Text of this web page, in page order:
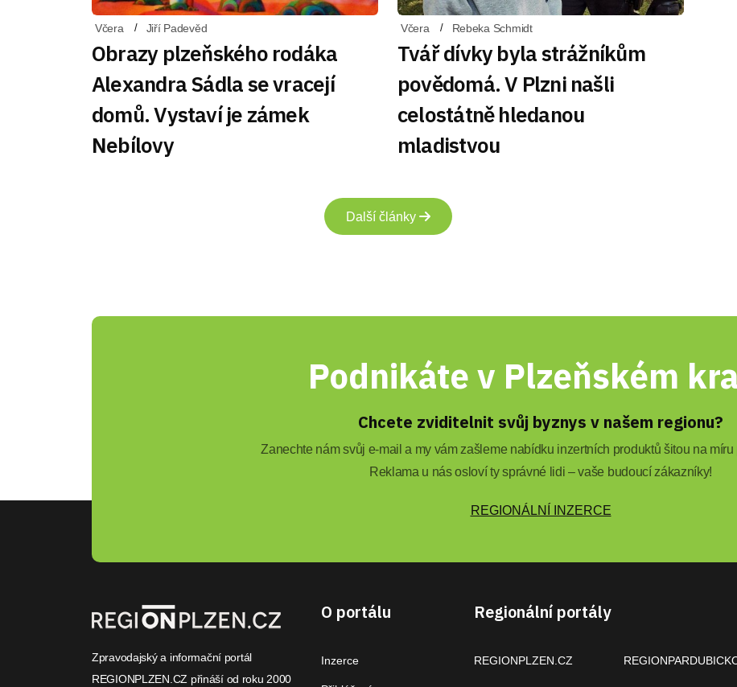
Včera Jiří Padevěd
Obrazy plzeňského rodáka
Alexandra Sádla se vracejí
domů. Vystaví je zámek
Nebílovy
Včera Rebeka Schmidt
Tvář dívky byla strážníkům
povědomá. V Plzni našli
celostátně hledanou
mladistvou
Další články
Podnikáte v Plzeňském
Chcete zviditelnit svůj byznys v našem regionu?
Zanechte nám svůj e-mail a my vám zašleme nabídku inzertních produktů šitou na míru
Reklama u nás osloví ty správné lidi – vaše budoucí zákazníky!
REGIONÁLNÍ INZERCE
Zpravodajský a informační portál
REGIONPLZEN.CZ přináší od roku 2000
O portálu
Inzerce
Regionální portály
REGIONPLZEN.CZ